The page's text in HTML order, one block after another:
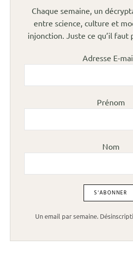
Chaque semaine, un
entre science, culture et
injonction. Juste ce qu’il faut
Adresse E-
Prénom
Nom
Un email par semaine.